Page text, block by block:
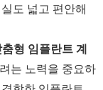
도 넓고 편안해
형 임플란트 계
는 노력을 중요하